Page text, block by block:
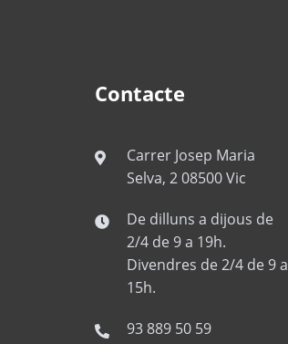
Contacte
Carrer Josep Maria
Selva, 2 08500 Vic
De dilluns a dijous de
2/4 de 9 a 19h.
Divendres de 2/4 de 9 a
15h.
93 889 50 59